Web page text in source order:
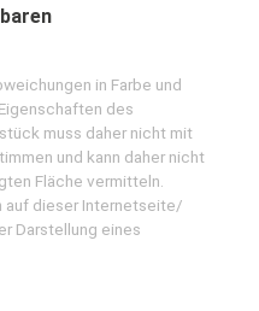
in Farbe und
des
muss daher nicht mit
und kann daher nicht
Fläche vermitteln.
auf dieser Internetseite/
Darstellung eines